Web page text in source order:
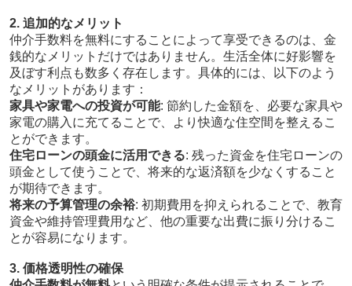
2. 追加的なメリット
仲介手数料を無料にすることによって享受できるのは、金
銭的なメリットだけではありません。生活全体に好影響を
及ぼす利点も数多く存在します。具体的には、以下のよう
なメリットがあります：
家具や家電への投資が可能: 節約した金額を、必要な家具や
家電の購入に充てることで、より快適な住空間を整えるこ
とができます。
住宅ローンの頭金に活用できる: 残った資金を住宅ローンの
頭金として使うことで、将来的な返済額を少なくすること
が期待できます。
将来の予算管理の余裕: 初期費用を抑えられることで、教育
資金や維持管理費用など、他の重要な出費に振り分けるこ
とが容易になります。
3. 価格透明性の確保